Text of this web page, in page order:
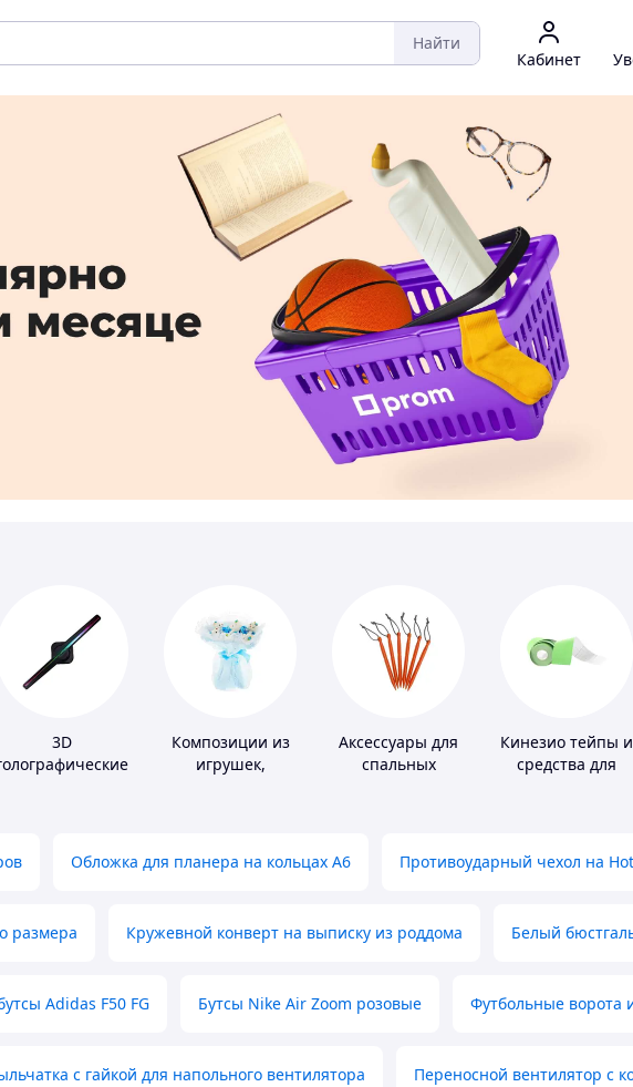
Найти
Кабинет
3D
Композиции из
игрушек,
Аксессуары для
спальных
Кинезио тейпы и
средства для
Обложка для планера на кольцах А6 Противоударный чехол на
размера Кружевной конверт на выписку из роддома Белый
Adidas F50 FG Бутсы Nike Air Zoom розовые Футбольные ворота
с гайкой для напольного вентилятора Переносной вентилятор с